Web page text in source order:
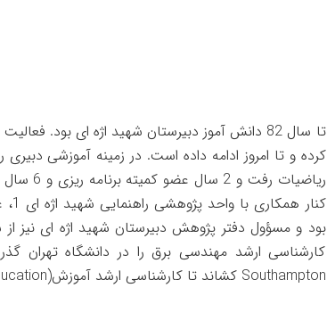
تا سال 82 دانش آموز دبیرستان شهید اژه ای
بود و مسؤول دفتر پژوهش دبیرستان‌ شهید اژه ای نیز
کارشناسی ارشد مهندسی برق را در دانشگاه تهران
Southampton کشاند تا کارشناسی ارشد آموزش(Education) را از این دانشگاه بگیرد.